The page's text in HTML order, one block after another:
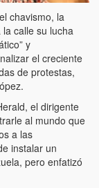
armed)
por el
que tomó el
chavismo, la
calle su lucha
y
el creciente
de protestas,
el dirigente
al mundo que
a las
instalar un
pero enfatizó